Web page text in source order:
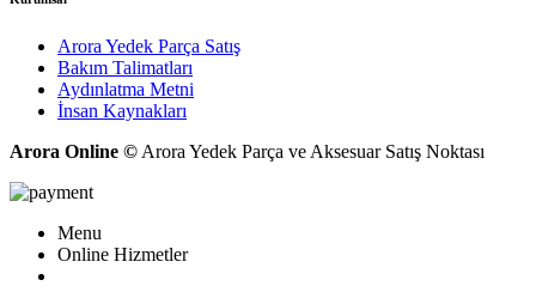
Arora Yedek Parça Satış
Bakım Talimatları
Aydınlatma Metni
İnsan Kaynakları
Arora Online © Arora Yedek Parça ve Aksesuar Satış Noktası
Menu
Online Hizmetler